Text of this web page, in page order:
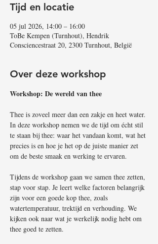
Tijd en locatie
05 jul 2026, 14:00 – 16:00
ToBe Kempen (Turnhout), Hendrik
Consciencestraat 20, 2300 Turnhout, België
Over deze workshop
Workshop: De wereld van thee
Thee is zoveel meer dan een zakje en heet water.
In deze workshop nemen we de tijd om écht stil
te staan bij thee: waar het vandaan komt, wat het
precies is en hoe je het op de juiste manier zet
om de beste smaak en werking te ervaren.
Tijdens de workshop gaan we samen thee zetten,
stap voor stap. Je leert welke factoren belangrijk
zijn voor een goede kop thee, zoals
watertemperatuur, trektijd en verhouding. We
kijken ook naar wat je werkelijk nodig hebt om
thee goed te zetten.